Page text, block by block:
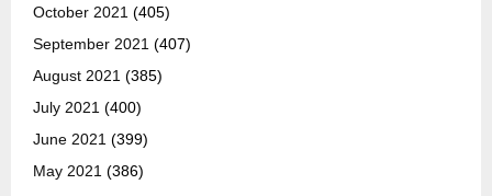
October 2021 (405)
September 2021 (407)
August 2021 (385)
July 2021 (400)
June 2021 (399)
May 2021 (386)